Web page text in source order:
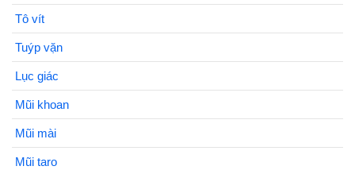
Tô vít
Tuýp vặn
Lục giác
Mũi khoan
Mũi mài
Mũi taro